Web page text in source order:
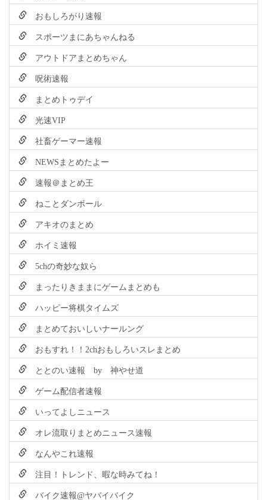
おもしろがり速報
スポーツまにあちゃんねる
アウトドアまとめちゃん
呪術速報
まとめトゥデイ
光速VIP
社畜ゲーマー速報
NEWSまとめたよー
速報＠まとめ王
ねことダンボール
アキオのまとめ
ホイミ速報
5chの奇妙な奴ら
まったりきままにゲームまとめも
ハッピー将棋タイムズ
まとめておいしいナールング
おもすれ！！2chおもしろいスレまとめ
ととのい速報 by 神やせ道
ゲーム配信者速報
いってよしニュース
オレ流取りまとめニュース速報
なんやこれ速報
注目！トレンド、暇な時みてね！
バイク速報@ヤバイバイク